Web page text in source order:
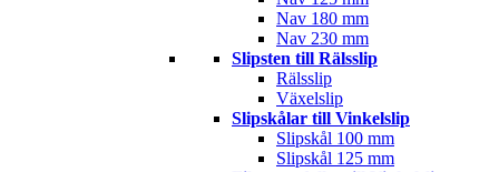
Nav 180 mm
Nav 230 mm
Slipsten till Rälsslip
Rälsslip
Växelslip
Slipskålar till Vinkelslip
Slipskål 100 mm
Slipskål 125 mm